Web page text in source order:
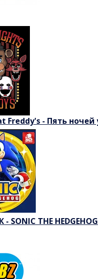
Freddy's - Пять
THE HEDGEHOG